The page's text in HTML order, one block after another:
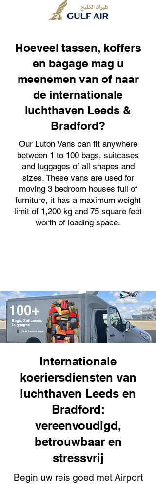
Hoeveel tassen, koffers
en bagage mag u
meenemen van of naar
de internationale
luchthaven Leeds &
Bradford?
Our Luton Vans can fit anywhere
between 1 to 100 bags, suitcases
and luggages of all shapes and
sizes. These vans are used for
moving 3 bedroom houses full of
furniture, it has a maximum weight
limit of 1,200 kg and 75 square feet
worth of loading space.
Internationale
koeriersdiensten van
luchthaven Leeds en
Bradford:
vereenvoudigd,
betrouwbaar en
stressvrij
Begin uw reis goed met Airport